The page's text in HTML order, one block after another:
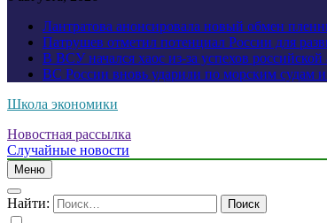
Лантратова анонсировала новый обмен
Патрушев отметил потенциал России для
В ВСУ начался хаос из-за успехов
ВС России вновь ударили по морским судам
Школа экономики
Новостная рассылка
Случайные новости
Меню
Найти: